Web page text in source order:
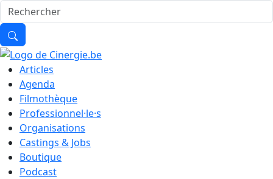
Articles
Agenda
Filmothèque
Professionnel·le·s
Organisations
Castings & Jobs
Boutique
Podcast